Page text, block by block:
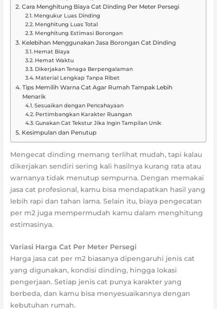
Cara Menghitung Biaya Cat Dinding Per Meter Persegi
Mengukur Luas Dinding
Menghitung Luas Total
Menghitung Estimasi Borongan
Kelebihan Menggunakan Jasa Borongan Cat Dinding
Hemat Biaya
Hemat Waktu
Dikerjakan Tenaga Berpengalaman
Material Lengkap Tanpa Ribet
Tips Memilih Warna Cat Agar Rumah Tampak Lebih
Menarik
Sesuaikan dengan Pencahayaan
Pertimbangkan Karakter Ruangan
Gunakan Cat Tekstur Jika Ingin Tampilan Unik
Kesimpulan dan Penutup
Mengecat dinding memang terlihat mudah, tapi kalau
dikerjakan sendiri sering kali hasilnya kurang rata atau
warnanya tidak menutup sempurna. Dengan memakai
jasa cat profesional, kamu bisa mendapatkan hasil yang
lebih rapi dan tahan lama. Selain itu, biaya pengecatan
per m2 juga mempermudah kamu dalam menghitung
estimasinya.
Variasi Harga Cat Per Meter Persegi
Harga jasa cat per m2 biasanya dipengaruhi jenis cat
yang digunakan, kondisi dinding, hingga lokasi
pengerjaan. Setiap jenis cat punya karakter yang
berbeda, dan kamu bisa menyesuaikannya dengan
kebutuhan rumah.